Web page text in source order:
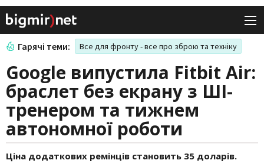
Гарячі теми: Все для фронту - все про зброю та техніку
Google випустила Fitbit Air:
браслет без екрану з ШІ-
тренером та тижнем
автономної роботи
Ціна додаткових ремінців становить 35 доларів.